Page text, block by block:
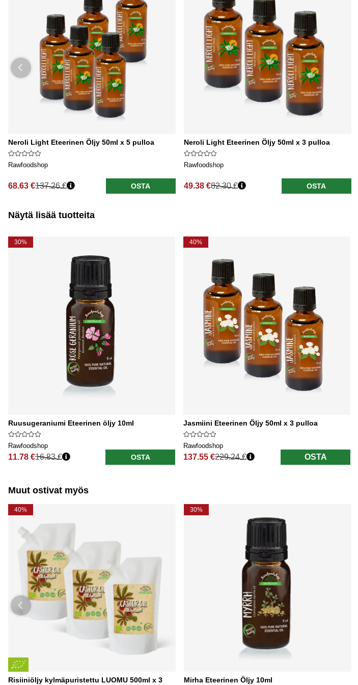
Neroli Light Eteerinen Öljy 50ml x 5 pulloa
Rawfoodshop
68.63 €137.26 € OSTA
Neroli Light Eteerinen Öljy 50ml x 3 pulloa
Rawfoodshop
49.38 €82.30 € OSTA
Näytä lisää tuotteita
30%
Ruusugeraniumi Eteerinen öljy 10ml
Rawfoodshop
11.78 €
Normaali hinta
16.83 € OSTA
40%
Jasmiini Eteerinen Öljy 50ml x 3 pulloa
Rawfoodshop
137.55 €
Normaali hinta
229.24 € OSTA
Muut ostivat myös
40%
Risiiniöljy kylmäpuristettu LUOMU 500ml x 3
30%
Mirha Eteerinen Öljy 10ml